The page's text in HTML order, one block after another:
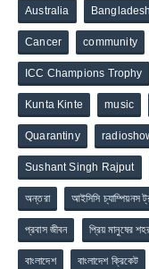
Australia
Cancer community
ICC Champions Trophy
Kunta Kinte music
Quarantiny
Sushant Singh Rajput
অন্তরা আইসিসি চ্যাম্পিয়নস
প্রবাস জীবন প্রিয় মানুষের
বাংলাদেশ বাংলাদেশ ক্রিকেট